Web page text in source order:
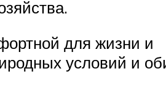
для жизни и
условий и